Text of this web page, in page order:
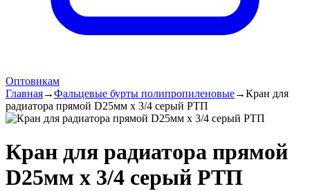
Оптовикам
Главная→Фальцевые бурты полипропиленовые→Кран для
радиатора прямой D25мм х 3/4 серый РТП
Кран для радиатора прямой
D25мм х 3/4 серый РТП